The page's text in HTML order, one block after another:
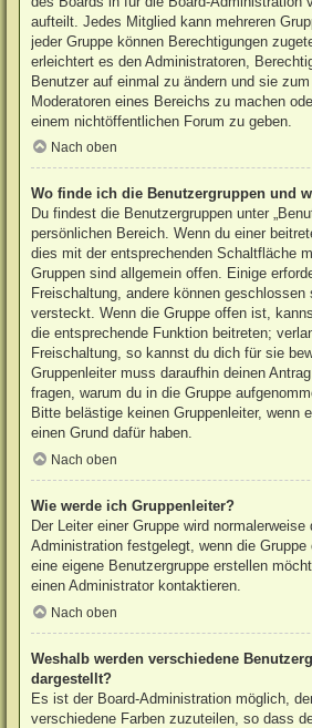
aufteilt. Jedes Mitglied kann mehreren
jeder Gruppe können Berechtigungen
erleichtert es den Administratoren,
Benutzer auf einmal zu ändern und sie
Moderatoren eines Bereichs zu machen
einem nichtöffentlichen Forum zu geben.
Nach oben
Wo finde ich die Benutzergruppen und
Du findest die Benutzergruppen unter
persönlichen Bereich. Wenn du einer
dies mit der entsprechenden Schaltfläche
Gruppen sind allgemein offen. Einige
Freischaltung, andere können geschlossen
versteckt. Wenn die Gruppe offen ist,
die entsprechende Funktion beitreten;
Freischaltung, so kannst du dich für sie
Gruppenleiter muss daraufhin deinen
fragen, warum du in die Gruppe
Bitte belästige keinen Gruppenleiter, wenn
einen Grund dafür haben.
Nach oben
Wie werde ich Gruppenleiter?
Der Leiter einer Gruppe wird normalerweise
Administration festgelegt, wenn die
eine eigene Benutzergruppe erstellen
einen Administrator kontaktieren.
Nach oben
Weshalb werden verschiedene
dargestellt?
Es ist der Board-Administration möglich,
verschiedene Farben zuzuteilen, so dass